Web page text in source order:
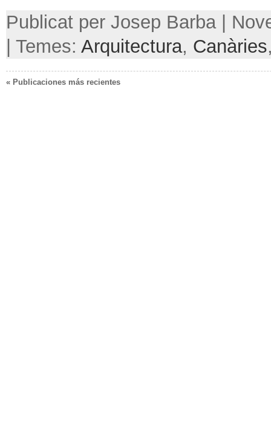
Publicat per Josep Barba |
| Temes: Arquitectura, Canàries
« Publicaciones más recientes